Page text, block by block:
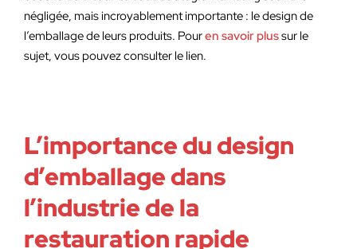
négligée, mais incroyablement importante : le design de
l’emballage de leurs produits. Pouren savoir plussur le
sujet, vous pouvez consulter le lien.
L’importance du design
d’emballage dans
l’industrie de la
restauration rapide